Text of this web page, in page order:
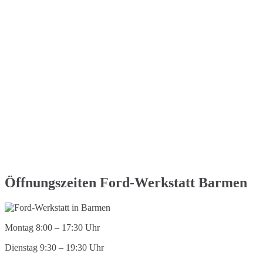
Öffnungszeiten Ford-Werkstatt Barmen
Montag 8:00 – 17:30 Uhr
Dienstag 9:30 – 19:30 Uhr